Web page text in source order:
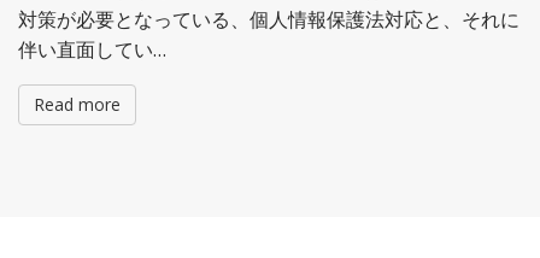
対策が必要となっている、個人情報保護法対応と、それに
伴い直面してい…
Read more